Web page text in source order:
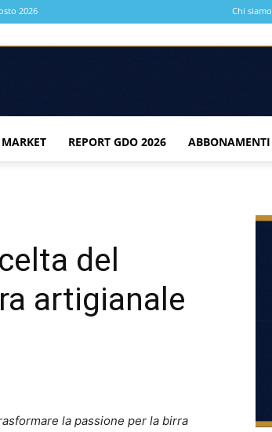
2026 Chi siamo
REPORT GDO 2026 ABBONAMENTI
del
artigianale
la passione per la birra